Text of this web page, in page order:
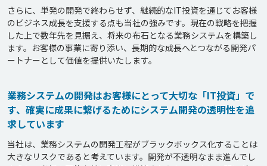
さらに、単発の開発で終わらせず、継続的なIT投資を通じてお客様
のビジネス成長を支援する点も当社の強みです。現在の戦略を把握
した上で数年先を見据え、将来の布石となる業務システムを構築し
ます。お客様の事業に寄り添い、長期的な成長へとつながる開発パ
業務システムの開発はお客様にとって大切な「IT投資」で
す、確実に成果に繋げるためにシステム開発の透明性を追
求しています
当社は、業務システムの開発工程がブラックボックス化することは
大きなリスクであると考えています。開発が不透明なまま進んでし